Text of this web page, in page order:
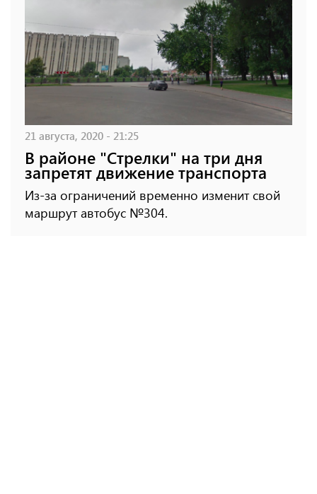
21 августа, 2020 - 21:25
В районе "Стрелки" на три дня
запретят движение транспорта
Из-за ограничений временно изменит свой
маршрут автобус №304.